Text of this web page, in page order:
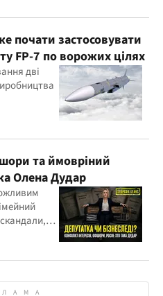
почати застосовувати
FP-7 по ворожих цілях
дві
та ймовріний
Олена Дудар